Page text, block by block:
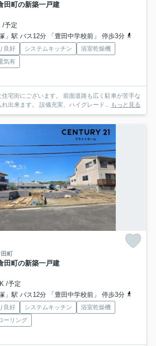
田町の新築一戸建
/予定
」駅 バス12分 「豊田中学校前」 停歩3分
良好 システムキッチン
浴室乾燥機
気有
宅街にございます。 前面道路も広く駐車が苦手な
出来ます。 設備充実、ハイグレード... もっと見る
町
田町の新築一戸建
/予定
」駅 バス12分 「豊田中学校前」 停歩3分
良好 システムキッチン
浴室乾燥機
ーリング